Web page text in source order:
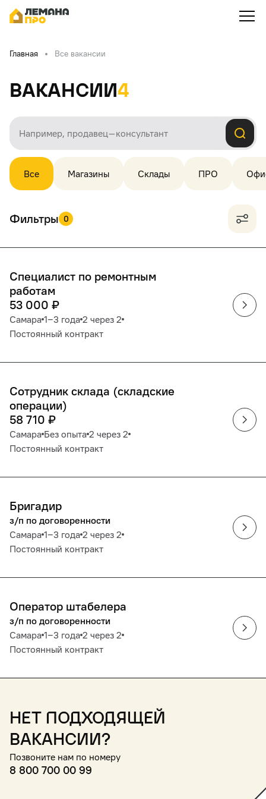
Главная Все вакансии
Вакансии4
Все Магазины Склады ПРО
Фильтры 0
Специалист по ремонтным
работам
53 000 ₽
Самара 1‒3 года 2 через 2
Постоянный контракт
Сотрудник склада (складские
операции)
58 710 ₽
Самара Без опыта 2 через 2
Постоянный контракт
Бригадир
з/п по договоренности
Самара 1‒3 года 2 через 2
Постоянный контракт
Оператор штабелера
з/п по договоренности
Самара 1‒3 года 2 через 2
Постоянный контракт
Нет подходящей
вакансии?
Позвоните нам по номеру
8 800 700 00 99